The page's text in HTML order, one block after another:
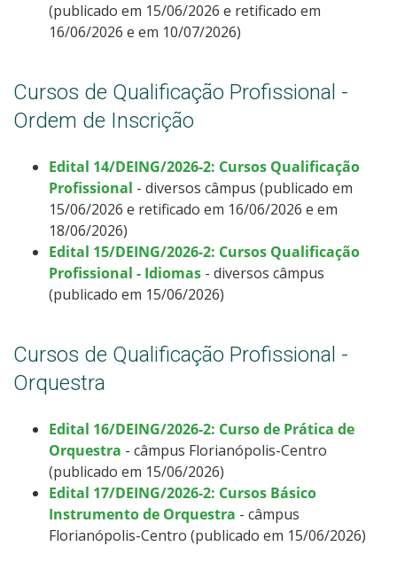
(publicado em 15/06/2026 e retificado em
16/06/2026 e em 10/07/2026)
Cursos de Qualificação Profissional -
Ordem de Inscrição
Edital 14/DEING/2026-2: Cursos Qualificação
Profissional - diversos câmpus (publicado em
15/06/2026 e retificado em 16/06/2026 e em
18/06/2026)
Edital 15/DEING/2026-2: Cursos Qualificação
Profissional - Idiomas - diversos câmpus
(publicado em 15/06/2026)
Cursos de Qualificação Profissional -
Orquestra
Edital 16/DEING/2026-2: Curso de Prática de
Orquestra - câmpus Florianópolis-Centro
(publicado em 15/06/2026)
Edital 17/DEING/2026-2: Cursos Básico
Instrumento de Orquestra - câmpus
Florianópolis-Centro (publicado em 15/06/2026)